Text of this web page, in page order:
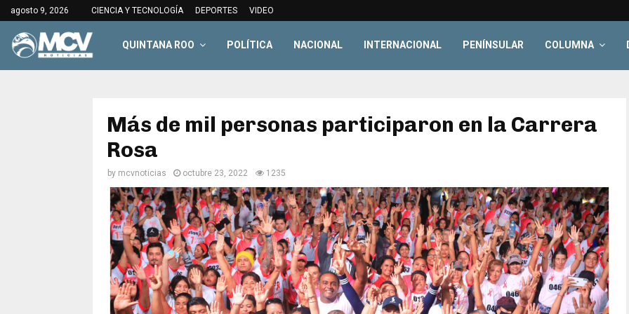
agosto 9, 2026 CIENCIA Y TECNOLOGÍA DEPORTES VIDEO
QUINTANA ROO POLÍTICA NACIONAL INTERNACIONAL PENÍNSULAR COLUMNA
Más de mil personas participaron en la Carrera
Rosa
by mcvnoticias octubre 23, 2022 1235